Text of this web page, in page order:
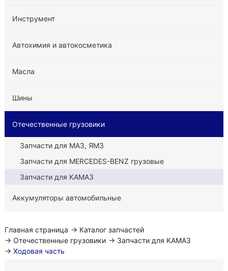
Инструмент
Автохимия и автокосметика
Масла
Шины
Отечественные грузовики
Запчасти для МАЗ, ЯМЗ
Запчасти для MERCEDES-BENZ грузовые
Запчасти для КАМАЗ
Аккумуляторы автомобильные
Главная страница → Каталог запчастей
→ Отечественные грузовики → Запчасти для КАМАЗ
→ Ходовая часть